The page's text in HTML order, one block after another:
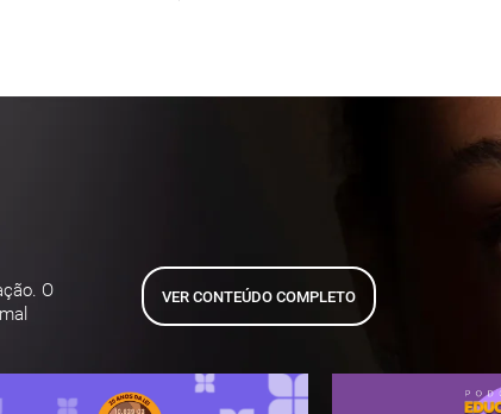
O
VER CONTEÚDO COMPLETO